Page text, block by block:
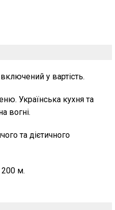
у вартість.
Українська кухня та
вогні.
та дієтичного
м.